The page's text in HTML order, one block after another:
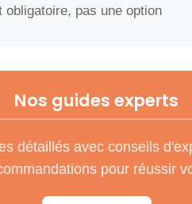
obligatoire, pas une option
et rendent le sol glissant
Nos guides experts
détaillés avec conseils
pour réussir